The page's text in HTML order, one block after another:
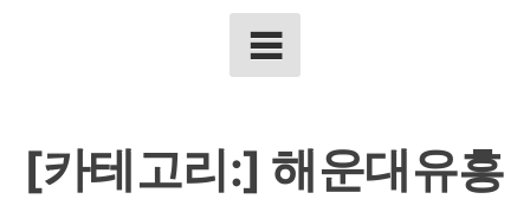
[카테고리:] 해운대유흥